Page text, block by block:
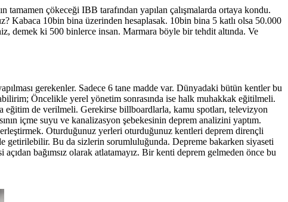
çökeceği IBB tarafından yapılan çalışmalarda ortaya kondu.
Kabaca 10bin bina üzerinden hesaplasak. 10bin bina 5 katlı olsa 50.000
demek ki 500 binlerce insan. Marmara böyle bir tehdit altında. Ve
gerekenler. Sadece 6 tane madde var. Dünyadaki bütün kentler bu
Öncelikle yerel yönetim sonrasında ise halk muhakkak eğitilmeli.
eğitim de verilmeli. Gerekirse billboardlarla, kamu spotları, televizyon
içme suyu ve kanalizasyon şebekesinin deprem analizini yaptım.
Oturduğunuz yerleri oturduğunuz kentleri deprem dirençli
getirilebilir. Bu da sizlerin sorumluluğunda. Depreme bakarken siyaseti
bağımsız olarak atlatamayız. Bir kenti deprem gelmeden önce bu